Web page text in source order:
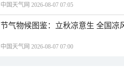
中国天气网 2026-08-07 07:05
节气物候图鉴：立秋凉意生 全国凉
中国天气网 2026-08-07 07:00